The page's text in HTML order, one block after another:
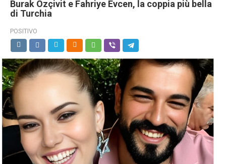
Burak Özçivit e Fahriye Evcen, la coppia più bella
di Turchia
POSITIVO